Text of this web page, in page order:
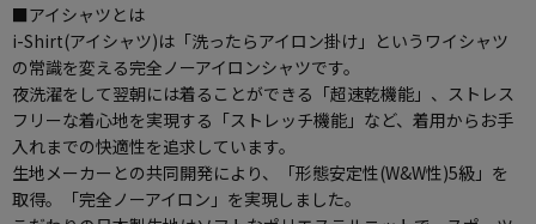
■アイシャツとは
i-Shirt(アイシャツ)は「洗ったらアイロン掛け」というワイシャツ
の常識を変える完全ノーアイロンシャツです。
夜洗濯をして翌朝には着ることができる「超速乾機能」、ストレス
フリーな着心地を実現する「ストレッチ機能」など、着用からお手
入れまでの快適性を追求しています。
生地メーカーとの共同開発により、「形態安定性(W&W性)5級」を
取得。「完全ノーアイロン」を実現しました。